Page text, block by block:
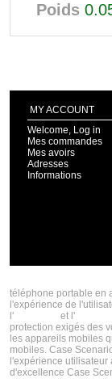
Poids
MY ACCOUNT
Welcome, Log in
Mes commandes
Mes avoirs
Adresses
Informations
téléphone portable en
l'expérience de
l'
et l'
protection exigés des
les appareils mobiles
mobiles. Case
l'expérience
d'excellence Case